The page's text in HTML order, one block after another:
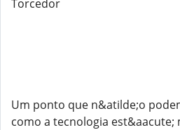
Torcedor
Um ponto que n&atilde;o
como a tecnologia est&aacute;